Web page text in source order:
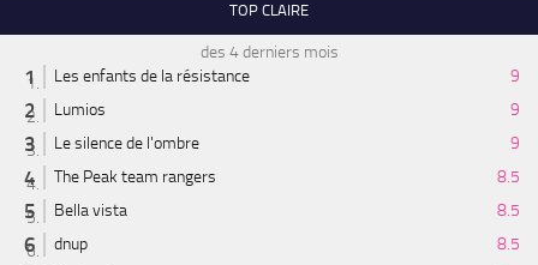
TOP CLAIRE
des 4 derniers mois
Les enfants de la résistance
9
Lumios
9
Le silence de l'ombre
9
The Peak team rangers
8.5
Bella vista
8.5
dnup
8.5